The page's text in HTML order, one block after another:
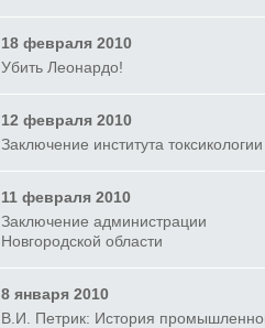
18 февраля 2010
Убить Леонардо!
12 февраля 2010
Заключение института токсикологии
11 февраля 2010
Заключение администрации
Новгородской области
8 января 2010
В.И. Петрик: История